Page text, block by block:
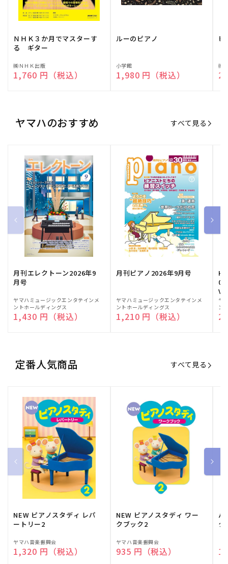
ＮＨＫ３か月でマスターす
る ギター
販
売
㈱ＮＨＫ出版
通常価格
1,760 円（税込）
ルーのピアノ
販
売
小学館
通常価格
1,980 円（税込）
ピ
販
売
㈱
ヤマハのおすすめ すべて見る
月刊エレクトーン2026年9
月号
販
売
元:
ヤマハミュージックエンタテインメ
ントホールディングス
通常価格
1,430 円（税込）
月刊ピアノ2026年9月号
販
売
元:
ヤマハミュージックエンタテインメ
ントホールディングス
通常価格
1,210 円（税込）
販
売
元:
ヤ
ン
定番人気商品 すべて見る
NEW ピアノスタディ レパ
ートリー2
販
売
ヤマハ音楽振興会
通常価格
1,320 円（税込）
NEW ピアノスタディ ワー
クブック2
販
売
ヤマハ音楽振興会
通常価格
935 円（税込）
バ
ク
売